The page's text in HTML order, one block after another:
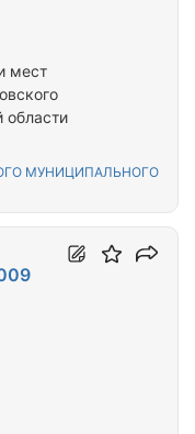
мест
области
МУНИЦИПАЛЬНОГО